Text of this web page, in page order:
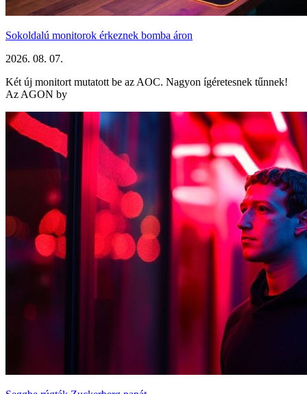
Sokoldalú monitorok érkeznek bomba áron
2026. 08. 07.
Két új monitort mutatott be az AOC. Nagyon ígéretesnek tűnnek!
Az AGON by